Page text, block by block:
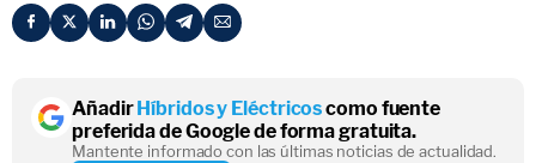
AñadirHíbridos y Eléctricoscomo fuente
preferida de Google de forma gratuita.
Mantente informado con las últimas noticias de actualidad.